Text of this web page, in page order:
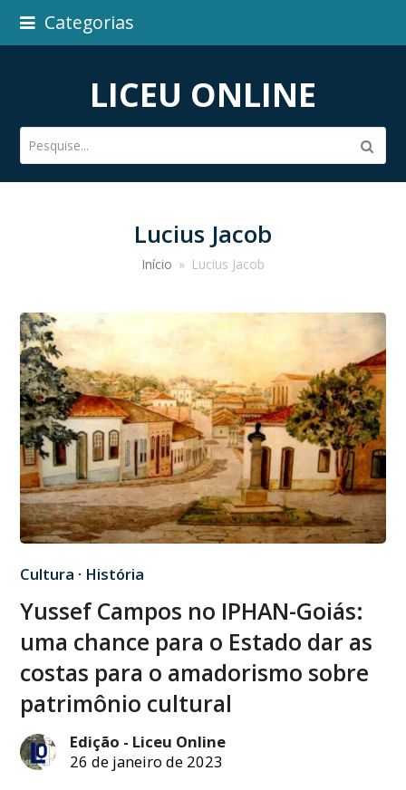
Categorias
LICEU ONLINE
Pesquise...
Lucius Jacob
Início » Lucius Jacob
Cultura · História
Yussef Campos no IPHAN-Goiás:
uma chance para o Estado dar as
costas para o amadorismo sobre
patrimônio cultural
Edição - Liceu Online
26 de janeiro de 2023